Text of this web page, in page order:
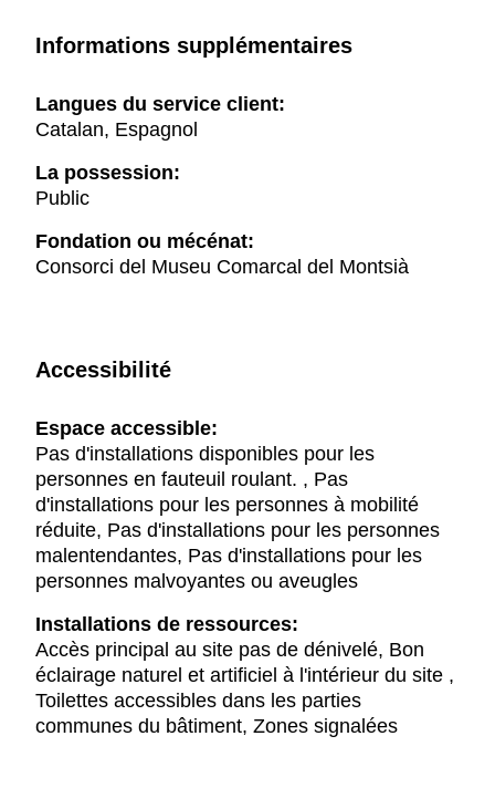
Informations supplémentaires
Langues du service client:
Catalan, Espagnol
La possession:
Public
Fondation ou mécénat:
Consorci del Museu Comarcal del Montsià
Accessibilité
Espace accessible:
Pas d'installations disponibles pour les
personnes en fauteuil roulant. , Pas
d'installations pour les personnes à mobilité
réduite, Pas d'installations pour les personnes
malentendantes, Pas d'installations pour les
personnes malvoyantes ou aveugles
Installations de ressources:
Accès principal au site pas de dénivelé, Bon
éclairage naturel et artificiel à l'intérieur du site ,
Toilettes accessibles dans les parties
communes du bâtiment, Zones signalées